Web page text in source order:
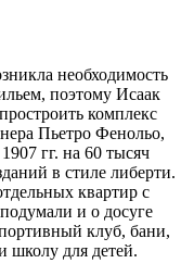
необходимость
поэтому Исаак
комплекс
Пьетро Фенольо,
гг. на 60 тысяч
в стиле либерти.
квартир с
и о досуге
клуб, бани,
школу для детей.